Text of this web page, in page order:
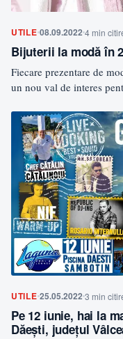
UTILE 08.09.2022 4 min
Bijuterii la modă în
Fiecare prezentare de
un nou val de interes
UTILE 25.05.2022 3 min
Pe 12 iunie, hai la
Dăeşti, judeţul